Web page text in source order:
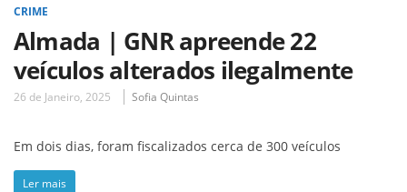
CRIME
Almada | GNR apreende 22
veículos alterados ilegalmente
26 de Janeiro, 2025 Sofia Quintas
Em dois dias, foram fiscalizados cerca de 300 veículos
Ler mais